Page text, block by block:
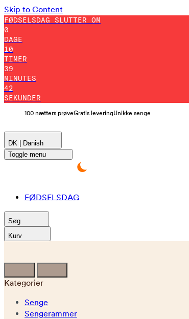
Skip to Content
FØDSELSDAG SLUTTER OM
0
DAGE
10
TIMER
39
MINUTES
41
SEKUNDER
100 nætters prøveGratis leveringUnikke senge
DK | Danish
Toggle menu
FØDSELSDAG
Søg
Kurv
Kategorier
Senge
Sengerammer